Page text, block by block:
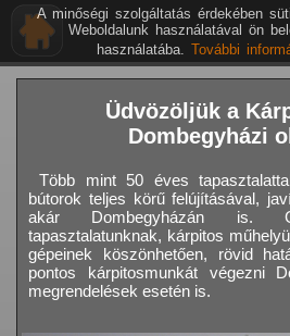
Üdvözöljük a
Dombegyházi
Több mint 50 éves
bútorok teljes körű felújításával,
akár Dombegyházán is.
tapasztalatunknak, kárpitos
gépeinek köszönhetően, rövid
pontos kárpitosmunkát végezni
megrendelések esetén is.
A minőségi szolgáltatás érdekében
Weboldalunk használatával ön
használatába. További